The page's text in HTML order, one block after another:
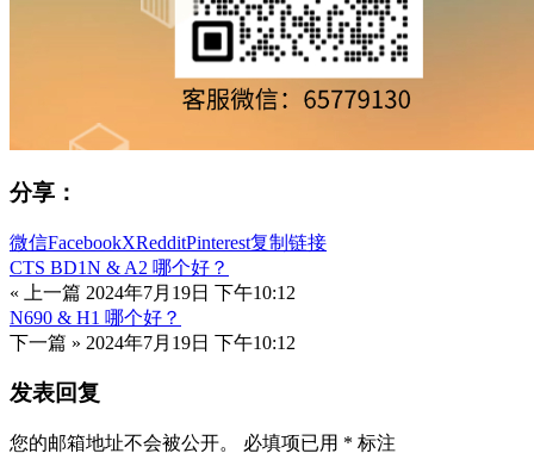
分享：
微信FacebookXRedditPinterest复制链接
CTS BD1N & A2 哪个好？
« 上一篇 2024年7月19日 下午10:12
N690 & H1 哪个好？
下一篇 » 2024年7月19日 下午10:12
发表回复
您的邮箱地址不会被公开。 必填项已用 * 标注